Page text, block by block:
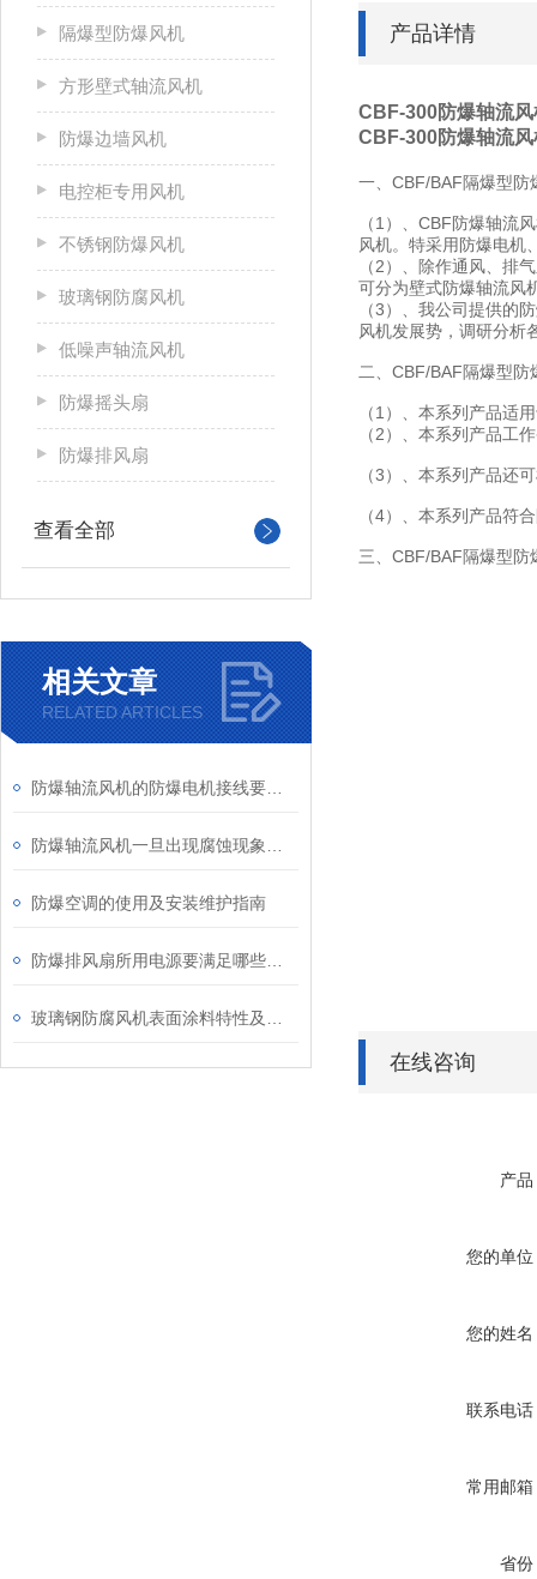
隔爆型防爆风机
方形壁式轴流风机
防爆边墙风机
电控柜专用风机
不锈钢防爆风机
玻璃钢防腐风机
低噪声轴流风机
防爆摇头扇
防爆排风扇
查看全部
相关文章
RELATED ARTICLES
防爆空调的使用及安装维护指南
产品详情
CBF-300防爆轴流
CBF-300防爆轴流
一、CBF/BAF隔爆型防
（1）、CBF防爆轴流
风机。特采用防爆电机
（2）、除作通风、排
可分为壁式防爆轴流风
（3）、我公司提供的
风机发展势，调研分析
二、CBF/BAF隔爆型
（1）、本系列产品适
（2）、本系列产品工
（3）、本系列产品还
（4）、本系列产品符
三、CBF/BAF隔爆型
在线咨询
产品
您的单位
您的姓名
联系电话
常用邮箱
省份